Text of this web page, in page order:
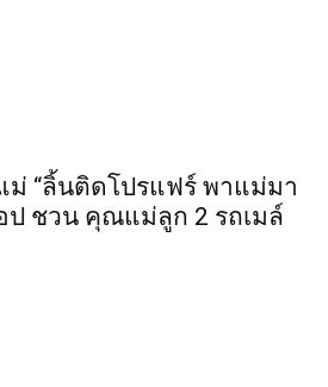
ม่ “ลิ้นติดโปรแฟร์ พาแม่มา
ป ชวน คุณแม่ลูก 2 รถเมล์